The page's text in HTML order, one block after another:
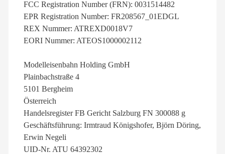
FCC Registration Number (FRN): 0031514482
EPR Registration Number: FR208567_01EDGL
REX Nummer: ATREXD0018V7
EORI Nummer: ATEOS1000002112
Modelleisenbahn Holding GmbH
Plainbachstraße 4
5101 Bergheim
Österreich
Handelsregister FB Gericht Salzburg FN 300088 g
Geschäftsführung: Irmtraud Königshofer, Björn Döring,
Erwin Negeli
UID-Nr. ATU 64392302